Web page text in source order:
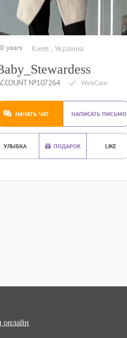
years Киев , Украина
№107264
НАЧАТЬ ЧАТ НАПИСАТЬ ПИСЬМО
УЛЫБКА ПОДАРОК LIKE
онлайн